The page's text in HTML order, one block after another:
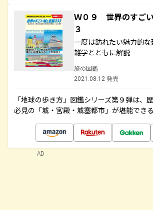
Ｗ０９ 世界のすご
３
一度は訪れたい魅力的
雑学とともに解説
旅の図鑑
2021.08.12 発売
「地球の歩き方」図鑑シリーズ第９弾は、
必見の「城・宮殿・城塞都市」が堪能できる
AD